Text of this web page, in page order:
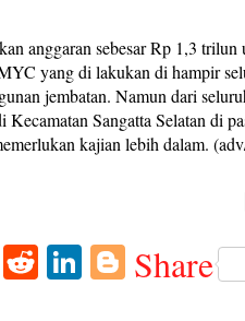
anggaran sebesar Rp 1,3
yang di lakukan di hampir
jembatan. Namun dari
Sangatta Selatan di
kajian lebih dalam.
W
ha
R
ed
Li
nk
Bl
Share